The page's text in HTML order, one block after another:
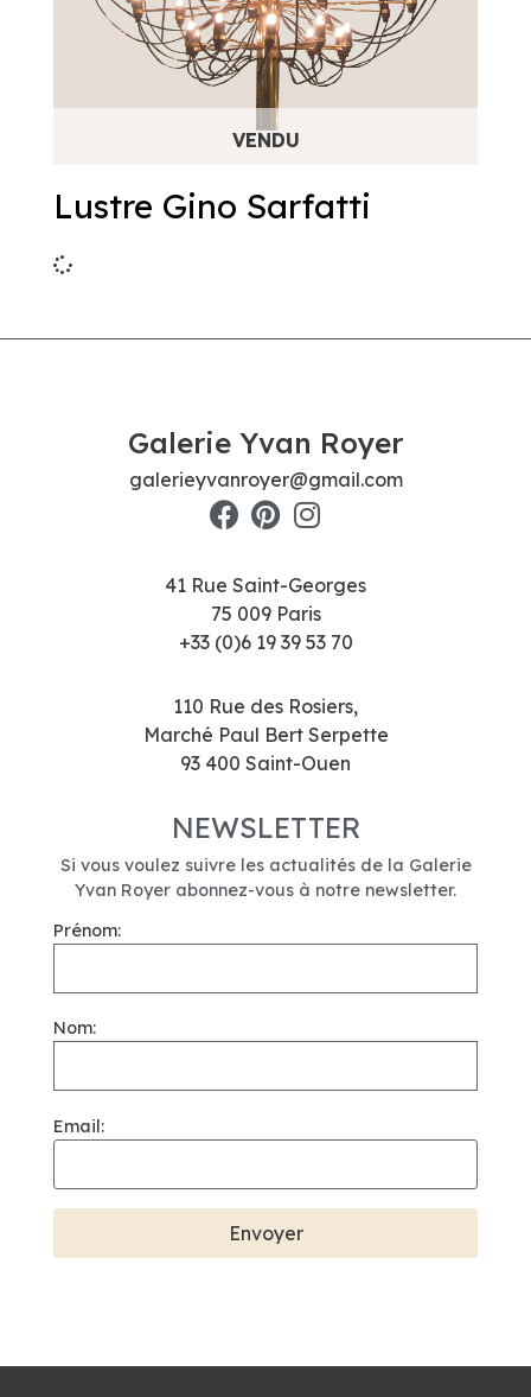
Lustre Gino Sarfatti
Galerie Yvan Royer
galerieyvanroyer@gmail.com
41 Rue Saint-Georges
75 009 Paris
+33 (0)6 19 39 53 70
110 Rue des Rosiers,
Marché Paul Bert Serpette
93 400 Saint-Ouen
NEWSLETTER
Si vous voulez suivre les actualités de la Galerie
Yvan Royer abonnez-vous à notre newsletter.
Prénom:
Nom:
Email: